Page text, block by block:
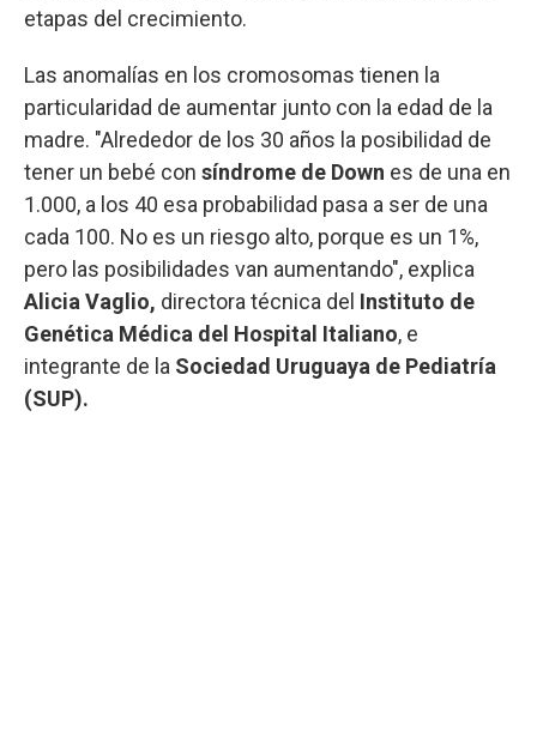
etapas del crecimiento.
Las anomalías en los cromosomas tienen la
particularidad de aumentar junto con la edad de la
madre. "Alrededor de los 30 años la posibilidad de
tener un bebé con síndrome de Down es de una en
1.000, a los 40 esa probabilidad pasa a ser de una
cada 100. No es un riesgo alto, porque es un 1%,
pero las posibilidades van aumentando", explica
Alicia Vaglio, directora técnica del Instituto de
Genética Médica del Hospital Italiano, e
integrante de la Sociedad Uruguaya de Pediatría
(SUP).